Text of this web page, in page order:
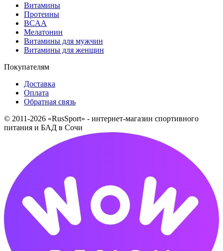
Витамины
Протеины
BCAA
Мелатонин
Витамины для мужчин
Витамины для женщин
Покупателям
Доставка
Оплата
Обратная связь
© 2011-2026 «RusSport» - интернет-магазин спортивного
питания и БАД в Сочи